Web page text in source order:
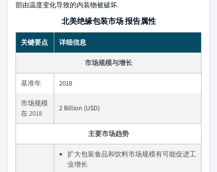
部由温度变化导致的内装物被破坏.
北美绝缘包装市场 报告属性
关键要点 详细信息
市场规模与增长
基准年 2018
市场规模
在 2018
2 Billion (USD)
主要市场趋势
扩大包装食品和饮料市场规模有可能促进工
业增长